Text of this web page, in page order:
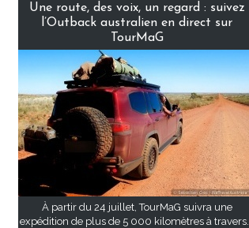
Une route, des voix, un regard : suivez
l’Outback australien en direct sur
TourMaG
À partir du 24 juillet, TourMaG suivra une
expédition de plus de 5 000 kilomètres à travers...